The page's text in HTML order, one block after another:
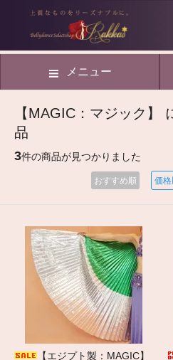
メニュー
【MAGIC：マジック】
品
3件の商品が見つかりました
おすすめ順 価
【エジプト製：MAGIC】